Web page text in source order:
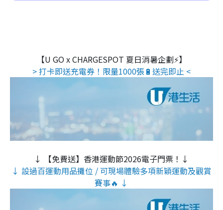
【U GO x CHARGESPOT 夏日消暑企劃⚡】
> 打卡即送充電券！限量1000張🔋送完即止 <
↓ 【免費送】香港運動節2026電子門票！↓
↓ 設過百運動用品攤位 / 可現場體驗多項新穎運動及觀賞
賽事🔥 ↓